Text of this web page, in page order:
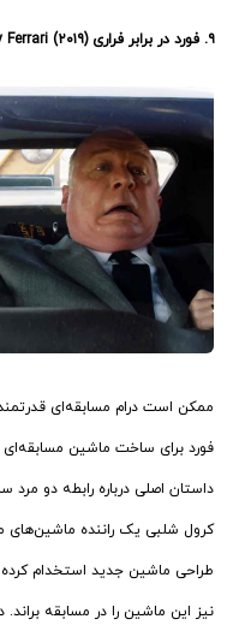
۹. فورد در برابر فراری (۲۰۱۹) Ford v Ferrari
ممکن است درام مسابقه‌ای
داستان اصلی درباره رابطه دو
کرول شلبی یک راننده ماشین‌های
طراحی ماشین جدید استخدام
نیز این ماشین را در مسابقه